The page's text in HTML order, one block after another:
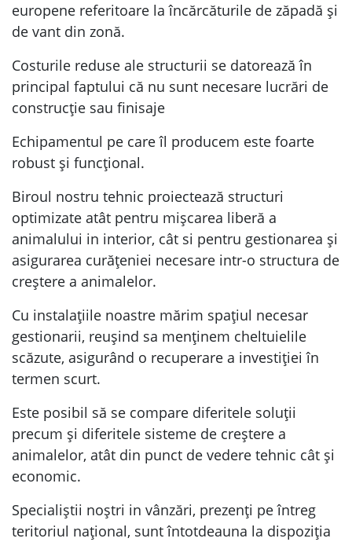
europene referitoare la încărcăturile de zăpadă și
de vant din zonă.
Costurile reduse ale structurii se datorează în
principal faptului că nu sunt necesare lucrări de
construcție sau finisaje
Echipamentul pe care îl producem este foarte
robust și funcțional.
Biroul nostru tehnic proiectează structuri
optimizate atât pentru mișcarea liberă a
animalului in interior, cât si pentru gestionarea și
asigurarea curățeniei necesare intr-o structura de
creștere a animalelor.
Cu instalațiile noastre mărim spațiul necesar
gestionarii, reușind sa menținem cheltuielile
scăzute, asigurând o recuperare a investiției în
termen scurt.
Este posibil să se compare diferitele soluții
precum și diferitele sisteme de creștere a
animalelor, atât din punct de vedere tehnic cât și
economic.
Specialiștii noștri in vânzări, prezenți pe întreg
teritoriul național, sunt întotdeauna la dispoziția